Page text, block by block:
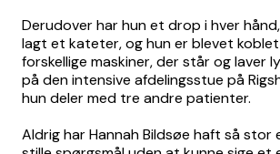
Derudover har hun et drop i hver
lagt et kateter, og hun er blevet
forskellige maskiner, der står og laver
på den intensive afdelingsstue på
hun deler med tre andre patienter.
Aldrig har Hannah Bildsøe haft så stor